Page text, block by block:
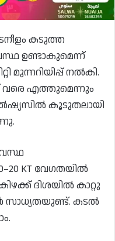
കടുത്ത
ഉണ്ടാകുമെന്ന്
മുന്നറിയിപ്പ് നൽകി.
വരെ എത്തുമെന്നും
കൂടുതലായി
KT വേഗതയിൽ
ദിശയിൽ കാറ്റു
സാധ്യതയുണ്ട്. കടൽ